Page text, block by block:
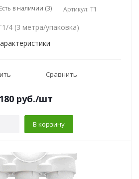
Есть в наличии (3) Артикул: Т1
4 (3 метра/упаковка)
Сравнить
180руб./шт
В корзину